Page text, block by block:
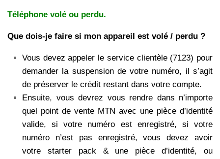
Téléphone volé ou perdu.
Que dois-je faire si mon appareil est volé / perdu ?
Vous devez appeler le service clientèle (7123) pour
demander la suspension de votre numéro, il s’agit
de préserver le crédit restant dans votre compte.
Ensuite, vous devrez vous rendre dans n’importe
quel point de vente MTN avec une pièce d’identité
valide, si votre numéro est enregistré, si votre
numéro n’est pas enregistré, vous devez avoir
votre starter pack & une pièce d’identité, ou